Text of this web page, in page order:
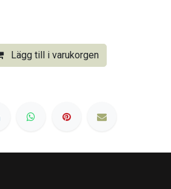
Lägg till i varukorgen